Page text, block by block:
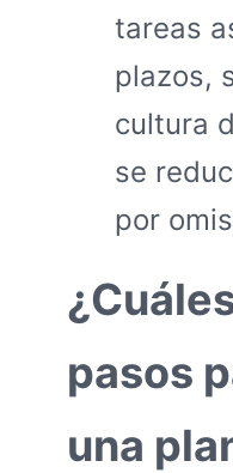
tareas
plazos,
cultura
se
por
pasos
una